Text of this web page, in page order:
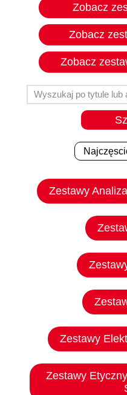
promocyjneksiążek, ebooków,
audiobooków
czytelnicy
Pamiętaj, że
podana cena
kupisz całą
coś
Zobacz
Zobacz
Zobacz
Zestawy
Zestawy
Zestawy